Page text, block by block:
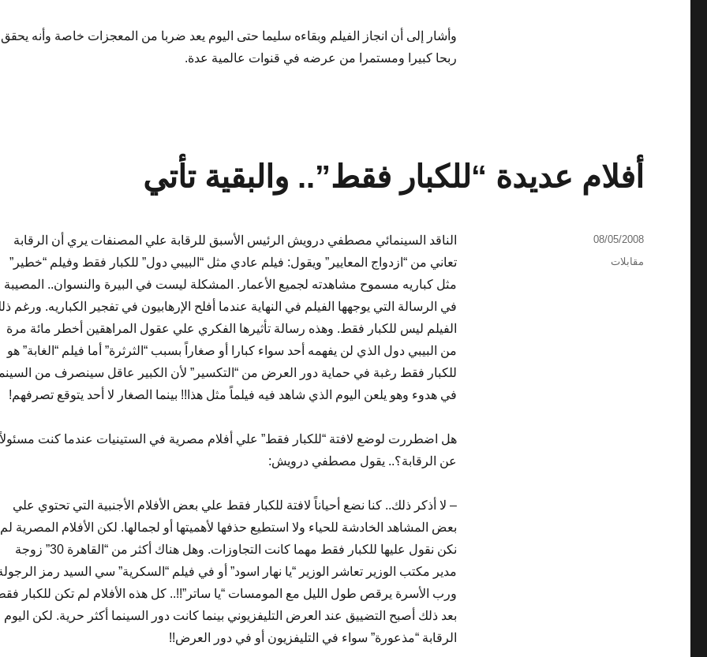
وأشار إلى أن انجاز الفيلم وبقاءه سليما حتى اليوم يعد ضربا من المعجزات خاصة وأنه يحقق
ربحا كبيرا ومستمرا من عرضه في قنوات عالمية عدة.
أفلام عديدة “للكبار فقط”.. والبقية تأتي
الناقد السينمائي مصطفي درويش الرئيس الأسبق للرقابة علي المصنفات يري أن الرقابة
تعاني من “ازدواج المعايير” ويقول: فيلم عادي مثل “البيبي دول” للكبار فقط وفيلم “خطير”
مثل كباريه مسموح مشاهدته لجميع الأعمار. المشكلة ليست في البيرة والنسوان.. المصيبة
في الرسالة التي يوجهها الفيلم في النهاية عندما أفلح الإرهابيون في تفجير الكباريه. ورغم
الفيلم ليس للكبار فقط. وهذه رسالة تأثيرها الفكري علي عقول المراهقين أخطر مائة مرة
من البيبي دول الذي لن يفهمه أحد سواء كبارا أو صغاراً بسبب “الثرثرة” أما فيلم “الغابة” هو
للكبار فقط رغبة في حماية دور العرض من “التكسير” لأن الكبير عاقل سينصرف من
في هدوء وهو يلعن اليوم الذي شاهد فيه فيلماً مثل هذا!! بينما الصغار لا أحد يتوقع تصرفهم!
هل اضطررت لوضع لافتة “للكبار فقط” علي أفلام مصرية في الستينيات عندما كنت مسئولاً
عن الرقابة؟.. يقول مصطفي درويش:
– لا أذكر ذلك.. كنا نضع أحياناً لافتة للكبار فقط علي بعض الأفلام الأجنبية التي تحتوي علي
بعض المشاهد الخادشة للحياء ولا استطيع حذفها لأهميتها أو لجمالها. لكن الأفلام المصرية لم
نكن نقول عليها للكبار فقط مهما كانت التجاوزات. وهل هناك أكثر من “القاهرة 30” زوجة
مدير مكتب الوزير تعاشر الوزير “يا نهار اسود” أو في فيلم “السكرية” سي السيد رمز
ورب الأسرة يرقص طول الليل مع المومسات “يا ساتر”!!.. كل هذه الأفلام لم تكن للكبار
بعد ذلك أصبح التضييق عند العرض التليفزيوني بينما كانت دور السينما أكثر حرية. لكن اليوم
الرقابة “مذعورة” سواء في التليفزيون أو في دور العرض!!
نُشرت
في
08/05/2008
التصنيفات
مقابلات